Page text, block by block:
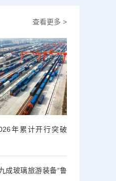
查看更多 >
年累计开行突破
成玻璃旅游装备“鲁